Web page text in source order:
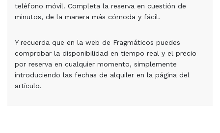
teléfono móvil. Completa la reserva en cuestión de
minutos, de la manera más cómoda y fácil.
Y recuerda que en la web de Fragmáticos puedes
comprobar la disponibilidad en tiempo real y el precio
por reserva en cualquier momento, simplemente
introduciendo las fechas de alquiler en la página del
artículo.